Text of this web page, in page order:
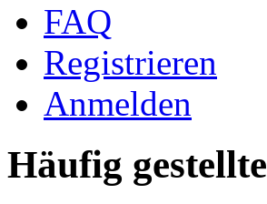
FAQ
Registrieren
Anmelden
Häufig